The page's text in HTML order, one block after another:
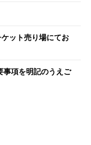
ット売り場にてお
事項を明記のうえご